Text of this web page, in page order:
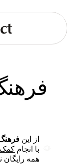
از این
با انجام
همه رایگان